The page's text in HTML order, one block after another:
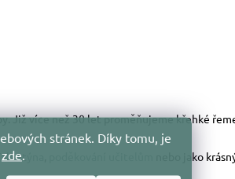
stránek. Díky tomu, je
zde
Již více než 30 let proměňujeme křehké
nebo jako